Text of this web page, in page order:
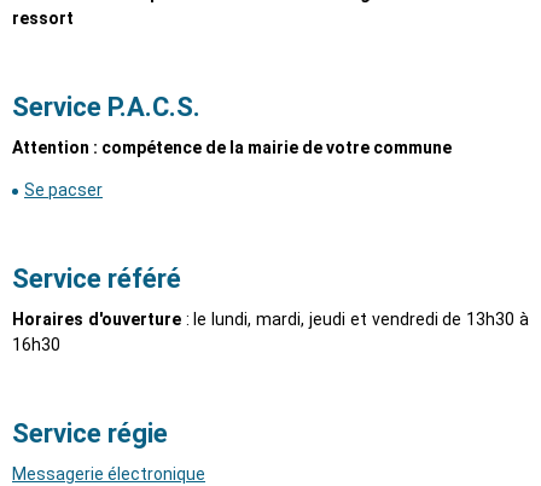
ressort
Service P.A.C.S.
Attention : compétence de la mairie de votre commune
Se pacser
Service référé
Horaires d'ouverture: le lundi, mardi, jeudi et vendredi de 13h30 à
16h30
Service régie
Messagerie électronique